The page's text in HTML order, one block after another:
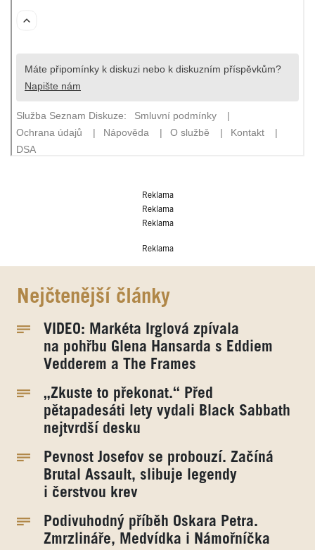
Reklama
Reklama
Reklama
Reklama
Nejčtenější články
VIDEO: Markéta Irglová zpívala
na pohřbu Glena Hansarda s Eddiem
Vedderem a The Frames
„Zkuste to překonat.“ Před
pětapadesáti lety vydali Black Sabbath
nejtvrdší desku
Pevnost Josefov se probouzí. Začíná
Brutal Assault, slibuje legendy
i čerstvou krev
Podivuhodný příběh Oskara Petra.
Zmrzlináře, Medvídka i Námořníčka